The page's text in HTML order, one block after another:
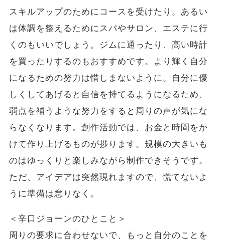
スキルアップのためにコースを受けたり。あるい
は体調を整えるためにスパやサロン、エステに行
くのもいいでしょう。ジムに通ったり、高い時計
を買ったりするのもおすすめです。より輝く自分
になるための努力は惜しまないように。自分に優
しくしてあげると自信を持てるようになるため、
弱点を補うような努力をすると周りの声が気にな
らなくなります。創作活動では、お金と時間をか
けて作り上げるものが捗ります。規模の大きいも
のはゆっくりと楽しみながら制作できそうです。
ただ、アイデアは突然現れますので、慌てないよ
うに準備は怠りなく。
＜辛口ジョーンのひとこと＞
周りの要求に合わせないで、もっと自分のことを